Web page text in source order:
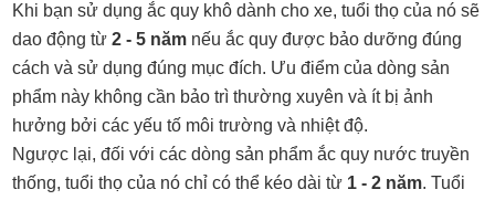
Khi bạn sử dụng ắc quy khô dành cho xe, tuổi thọ của nó sẽ
dao động từ2 - 5 nămnếu ắc quy được bảo dưỡng đúng
cách và sử dụng đúng mục đích. Ưu điểm của dòng sản
phẩm này không cần bảo trì thường xuyên và ít bị ảnh
hưởng bởi các yếu tố môi trường và nhiệt độ.
Ngược lại, đối với các dòng sản phẩm ắc quy nước truyền
thống, tuổi thọ của nó chỉ có thể kéo dài từ 1 - 2 năm. Tuổi